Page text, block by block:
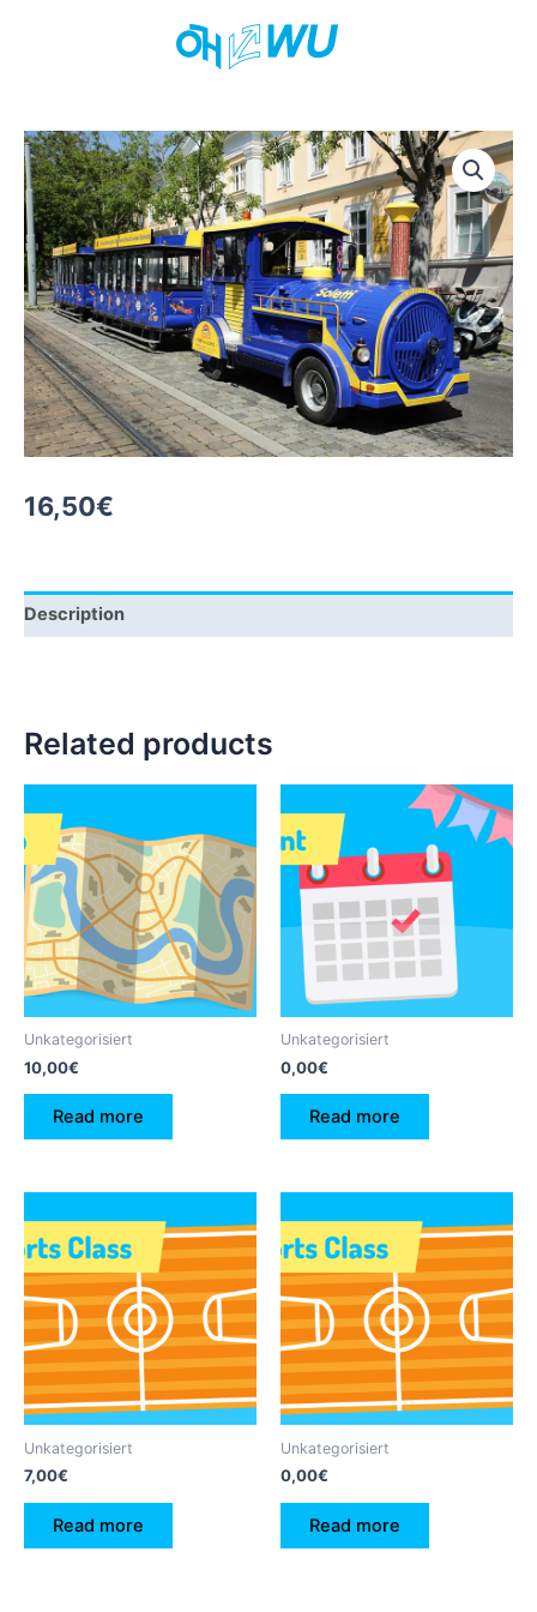
16,50€
Description
Related products
Unkategorisiert
10,00€
Read more
Unkategorisiert
0,00€
Read more
Unkategorisiert
7,00€
Read more
Unkategorisiert
0,00€
Read more